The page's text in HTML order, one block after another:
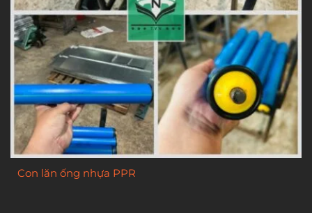
Con lăn ống nhựa PPR